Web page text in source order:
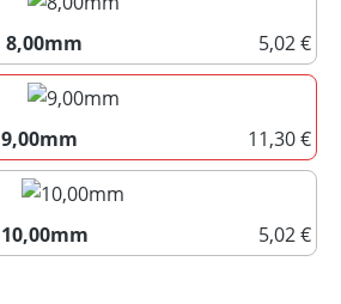
8,00mm
5,02 €
8,00mm
9,00mm
11,30 €
9,00mm
10,00mm
5,02 €